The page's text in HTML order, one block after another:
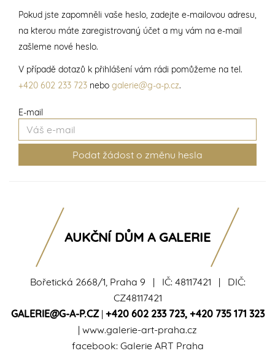
E-mail
Pokud jste zapomněli vaše heslo, zadejte e-mailovou adresu,
na kterou máte zaregistrovaný účet a my vám na e-mail
zašleme nové heslo.
V případě dotazů k přihlášení vám rádi pomůžeme na tel.
+420 602 233 723 nebo galerie@g-a-p.cz.
Bořetická 2668/1, Praha 9 | IČ: 48117421 | DIČ:
CZ48117421
GALERIE@G-A-P.CZ| +420 602 233 723, +420 735 171 323
| www.galerie-art-praha.cz
facebook: Galerie ART Praha
AUKČNÍ DŮM A GALERIE